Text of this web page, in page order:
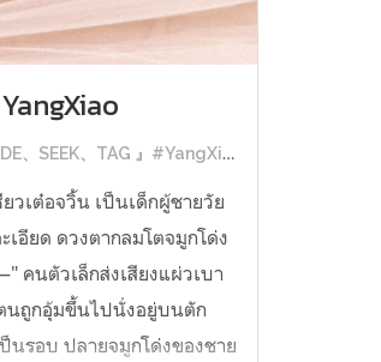
、TAG 』#YangXiao #RenNo #JaeDo
ยวเต๋อจวิ้น เป็นเด็กผู้ชายวัย
อียด ดวงตากลมโตจมูกโด่ง
คนตัวเล็กส่งเสียงแผ่วเบา
นถูกอุ้มขึ้นไปนั่งอยู่บนตัก
นรอบ ปลายจมูกโด่งของชาย